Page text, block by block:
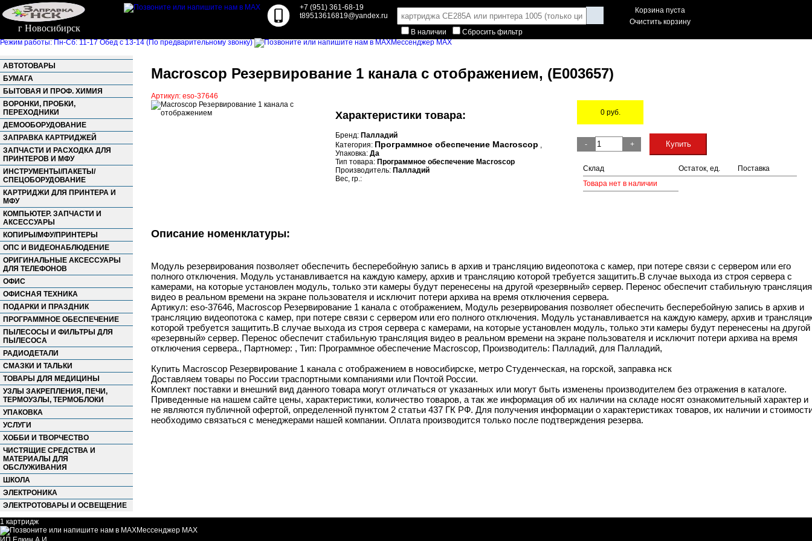
г Новосибирск
+7 (951) 361-68-19
t89513616819@yandex.ru
В наличии
Сбросить фильтр
Корзина пуста
Очистить корзину
Режим работы: Пн-Сб: 11-17 Обед с 13-14 (По предварительному звонку) Мессенджер MAX
АВТОТОВАРЫ
БУМАГА
БЫТОВАЯ И ПРОФ. ХИМИЯ
ВОРОНКИ, ПРОБКИ,
ПЕРЕХОДНИКИ
ДЕМООБОРУДОВАНИЕ
ЗАПРАВКА КАРТРИДЖЕЙ
ЗАПЧАСТИ И РАСХОДКА ДЛЯ
ПРИНТЕРОВ И МФУ
ИНСТРУМЕНТЫ/ПАКЕТЫ/
СПЕЦОБОРУДОВАНИЕ
КАРТРИДЖИ ДЛЯ ПРИНТЕРА И
МФУ
КОМПЬЮТЕР. ЗАПЧАСТИ И
АКСЕССУАРЫ
КОПИРЫ/МФУ/ПРИНТЕРЫ
ОПС И ВИДЕОНАБЛЮДЕНИЕ
ОРИГИНАЛЬНЫЕ АКСЕССУАРЫ
ДЛЯ ТЕЛЕФОНОВ
ОФИС
ОФИСНАЯ ТЕХНИКА
ПОДАРКИ И ПРАЗДНИК
ПРОГРАММНОЕ ОБЕСПЕЧЕНИЕ
ПЫЛЕСОСЫ И ФИЛЬТРЫ ДЛЯ
ПЫЛЕСОСА
РАДИОДЕТАЛИ
СМАЗКИ И ТАЛЬКИ
ТОВАРЫ ДЛЯ МЕДИЦИНЫ
УЗЛЫ ЗАКРЕПЛЕНИЯ, ПЕЧИ,
ТЕРМОУЗЛЫ, ТЕРМОБЛОКИ
УПАКОВКА
УСЛУГИ
ХОББИ И ТВОРЧЕСТВО
ЧИСТЯЩИЕ СРЕДСТВА И
МАТЕРИАЛЫ ДЛЯ
ОБСЛУЖИВАНИЯ
ШКОЛА
ЭЛЕКТРОНИКА
ЭЛЕКТРОТОВАРЫ И ОСВЕЩЕНИЕ
Macroscop Резервирование 1 канала с отображением, (E003657)
Артикул: eso-37646
Характеристики товара:
Бренд: Палладий
Категория: Программное обеспечение Macroscop ,
Упаковка: Да
Тип товара: Программное обеспечение Macroscop
Производитель: Палладий
Вес, гр.:
0руб.
-
+ Купить
Склад Остаток, ед.
Поставка
Товара нет в наличии
Описание номенклатуры:
Модуль резервирования позволяет обеспечить бесперебойную запись в архив и трансляцию видеопотока с камер, при потере связи с сервером или его
полного отключения. Модуль устанавливается на каждую камеру, архив и трансляцию которой требуется защитить.В случае выхода из строя сервера с
камерами, на которые установлен модуль, только эти камеры будут перенесены на другой «резервный» сервер. Перенос обеспечит стабильную трансляция
видео в реальном времени на экране пользователя и исключит потери архива на время отключения сервера.
Артикул: eso-37646, Macroscop Резервирование 1 канала с отображением, Модуль резервирования позволяет обеспечить бесперебойную запись в архив и
трансляцию видеопотока с камер, при потере связи с сервером или его полного отключения. Модуль устанавливается на каждую камеру, архив и
которой требуется защитить.В случае выхода из строя сервера с камерами, на которые установлен модуль, только эти камеры будут перенесены на другой
«резервный» сервер. Перенос обеспечит стабильную трансляция видео в реальном времени на экране пользователя и исключит потери архива на время
отключения сервера., Партномер: , Тип: Программное обеспечение Macroscop, Производитель: Палладий, для Палладий,
Купить Macroscop Резервирование 1 канала с отображением в новосибирске, метро Студенческая, на горской, заправка нск
Доставляем товары по России траспортными компаниями или Почтой России.
Комплект поставки и внешний вид данного товара могут отличаться от указанных или могут быть изменены производителем без отражения в каталоге.
Приведенные на нашем сайте цены, характеристики, количество товаров, а так же информация об их наличии на складе носят ознакомительный характер и
не являются публичной офертой, определенной пунктом 2 статьи 437 ГК РФ. Для получения информации о характеристиках товаров, их наличии и
необходимо связаться с менеджерами нашей компании. Оплата производится только после подтверждения резерва.
1 картридж
Мессенджер MAX